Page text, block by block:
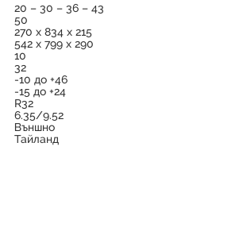
20 – 30 – 36 – 43
50
270 х 834 х 215
542 х 799 х 290
10
32
-10 до +46
-15 до +24
R32
6.35/9.52
Външно
Тайланд